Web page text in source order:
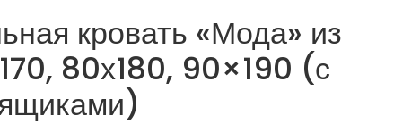
кровать «Мода» из
80х180, 90×190 (с